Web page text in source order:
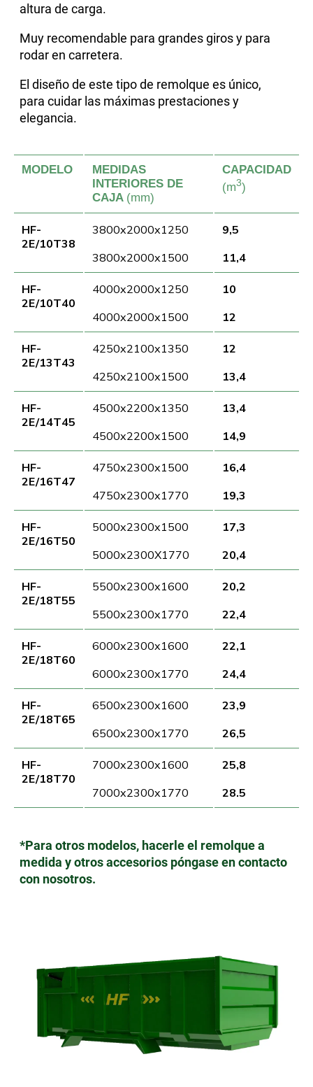
altura de carga.
Muy recomendable para grandes giros y para
rodar en carretera.
El diseño de este tipo de remolque es único,
para cuidar las máximas prestaciones y
elegancia.
MODELO
MEDIDAS
INTERIORES DE
CAJA (mm)
CAPACIDAD
(m3)
HF-
2E/10T38
3800x2000x1250
3800x2000x1500
9,5
11,4
HF-
2E/10T40
4000x2000x1250
4000x2000x1500
10
12
HF-
2E/13T43
4250x2100x1350
4250x2100x1500
12
13,4
HF-
2E/14T45
4500x2200x1350
4500x2200x1500
13,4
14,9
HF-
2E/16T47
4750x2300x1500
4750x2300x1770
16,4
19,3
HF-
2E/16T50
5000x2300x1500
5000x2300X1770
17,3
20,4
HF-
2E/18T55
5500x2300x1600
5500x2300x1770
20,2
22,4
HF-
2E/18T60
6000x2300x1600
6000x2300x1770
22,1
24,4
HF-
2E/18T65
6500x2300x1600
6500x2300x1770
23,9
26,5
HF-
2E/18T70
7000x2300x1600
7000x2300x1770
25,8
28.5
*Para otros modelos, hacerle el remolque a
medida y otros accesorios póngase en contacto
con nosotros.